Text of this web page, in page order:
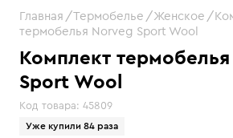
Комплект
Sport Wool
Код товара: 45809
Уже купили 84 раза
Главная Термобелье Женское
термобелья Norveg Sport Wool